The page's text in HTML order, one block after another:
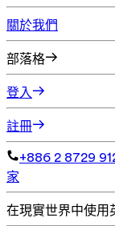
關於我們
部落格
登入
註冊
+886 2 8729
家
在現實世界中使用